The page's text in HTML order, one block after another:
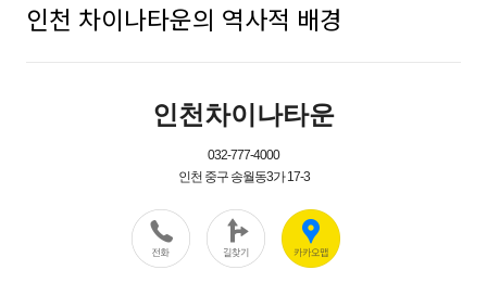
인천 차이나타운의 역사적 배경